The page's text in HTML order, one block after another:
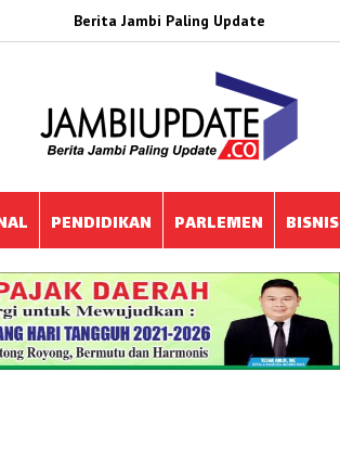
Berita Jambi Paling Update
PENDIDIKAN PARLEMEN BISNIS